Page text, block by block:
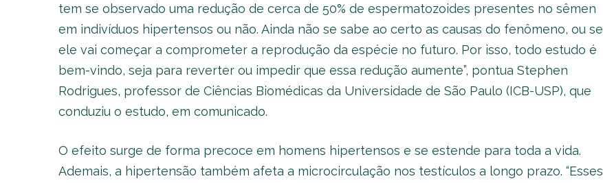
tem se observado uma redução de cerca de 50% de espermatozoides presentes no sêmen
em indivíduos hipertensos ou não. Ainda não se sabe ao certo as causas do fenômeno, ou se
ele vai começar a comprometer a reprodução da espécie no futuro. Por isso, todo estudo é
bem-vindo, seja para reverter ou impedir que essa redução aumente”, pontua Stephen
Rodrigues, professor de Ciências Biomédicas da Universidade de São Paulo (ICB-USP), que
conduziu o estudo, em comunicado.
O efeito surge de forma precoce em homens hipertensos e se estende para toda a vida.
Ademais, a hipertensão também afeta a microcirculação nos testículos a longo prazo. “Esses